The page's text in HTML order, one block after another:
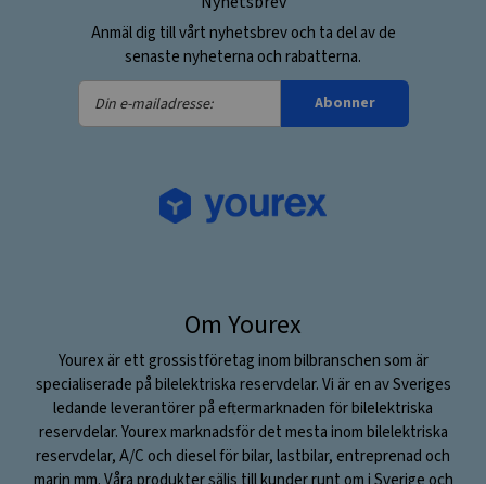
Anmäl dig till vårt nyhetsbrev och ta del av de
senaste nyheterna och rabatterna.
Din
e-
Abonner
Om Yourex
Yourex är ett grossistföretag inom bilbranschen som är
specialiserade på bilelektriska reservdelar. Vi är en av Sveriges
ledande leverantörer på eftermarknaden för bilelektriska
reservdelar. Yourex marknadsför det mesta inom bilelektriska
reservdelar, A/C och diesel för bilar, lastbilar, entreprenad och